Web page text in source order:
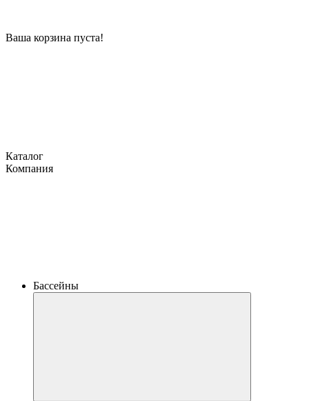
Ваша корзина пуста!
Каталог
Компания
Бассейны